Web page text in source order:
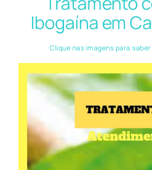
Ibogaína em
Clique nas imagens para